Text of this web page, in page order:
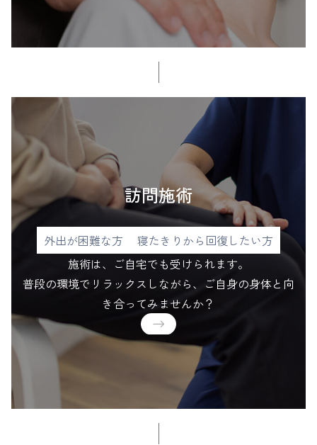
訪問施術
外出が困難な方
寝たきりから回復したい方
施術は、ご自宅でも受けられます。
普段の環境でリラックスしながら、ご自身の身体と向
き合ってみませんか？